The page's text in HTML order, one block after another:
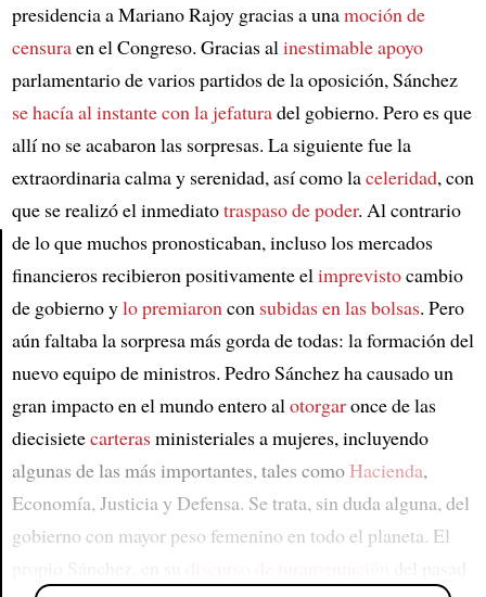
presidencia a Mariano Rajoy gracias a unamoción de
censuraen el Congreso. Gracias alinestimable apoyo
parlamentario de varios partidos de la oposición, Sánchez
se hacía al instante con la jefaturadel gobierno. Pero es que
allí no se acabaron las sorpresas. La siguiente fue la
extraordinaria calma y serenidad, así como laceleridad, con
que se realizó el inmediatotraspaso de poder. Al contrario
de lo que muchos pronosticaban, incluso los mercados
financieros recibieron positivamente elimprevistocambio
de gobierno ylo premiaroncon subidas en las bolsas. Pero
aún faltaba la sorpresa más gorda de todas: la formación del
nuevo equipo de ministros. Pedro Sánchez ha causado un
gran impacto en el mundo entero alotorgaronce de las
diecisietecarterasministeriales a mujeres, incluyendo
algunas de las más importantes, tales comoHacienda,
Economía, Justicia y Defensa. Se trata, sin duda alguna, del
gobierno con mayor peso femenino en todo el planeta. El